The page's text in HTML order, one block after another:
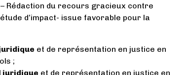
Rédaction du recours gracieux contre
d’impact- issue favorable pour la
et de représentation en justice en
;
juridique et de représentation en justice en